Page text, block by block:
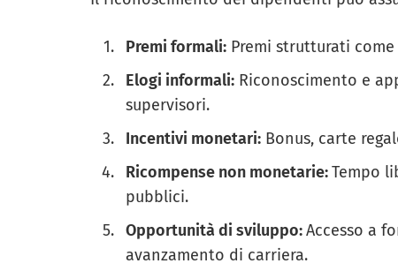
Premi formali: Premi strutturati
Elogi informali: Riconoscimento e
supervisori.
Incentivi monetari: Bonus, carte
Ricompense non monetarie:Tempo
pubblici.
Opportunità di sviluppo:Accesso a
avanzamento di carriera.